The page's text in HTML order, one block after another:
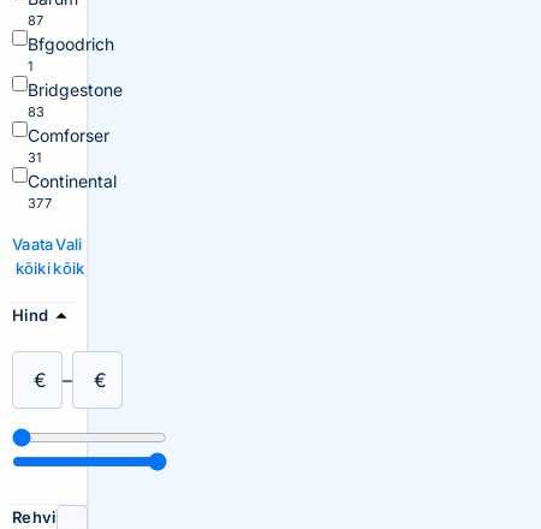
87
Bfgoodrich
1
Bridgestone
83
Comforser
31
Continental
377
Vaata
kõiki
Vali
kõik
Hind
€ – €
Rehvi